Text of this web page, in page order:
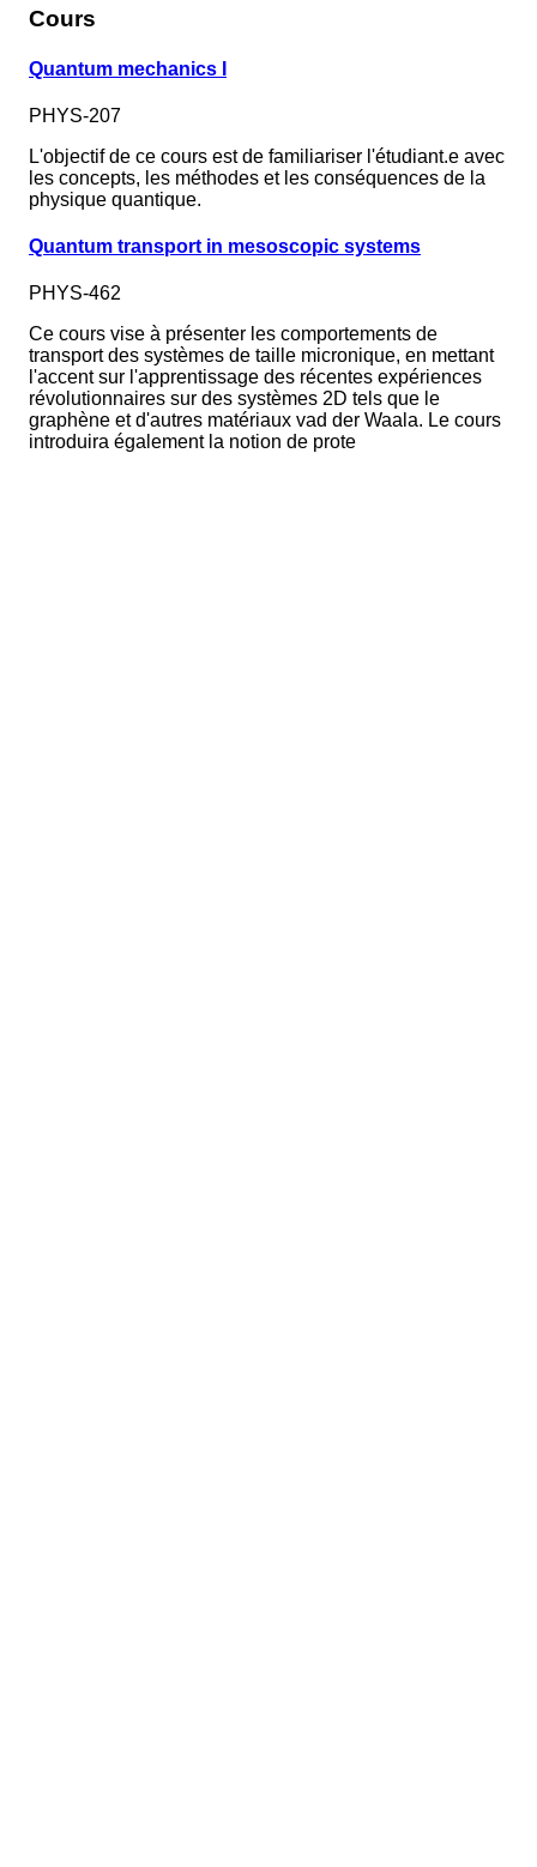
Cours
Quantum mechanics I
PHYS-207
L'objectif de ce cours est de familiariser l'étudiant.e avec
les concepts, les méthodes et les conséquences de la
physique quantique.
Quantum transport in mesoscopic systems
PHYS-462
Ce cours vise à présenter les comportements de
transport des systèmes de taille micronique, en mettant
l'accent sur l'apprentissage des récentes expériences
révolutionnaires sur des systèmes 2D tels que le
graphène et d'autres matériaux vad der Waala. Le cours
introduira également la notion de prote